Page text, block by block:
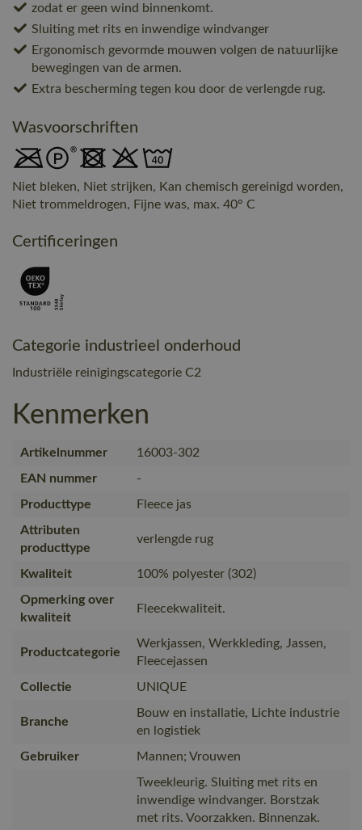
zodat er geen wind binnenkomt.
Sluiting met rits en inwendige windvanger
Ergonomisch gevormde mouwen volgen de natuurlijke
bewegingen van de armen.
Extra bescherming tegen kou door de verlengde rug.
Wasvoorschriften
Niet bleken, Niet strijken, Kan chemisch gereinigd worden,
Niet trommeldrogen, Fijne was, max. 40° C
Certificeringen
Categorie industrieel onderhoud
Industriële reinigingscategorie C2
Kenmerken
Artikelnummer
16003-302
EAN nummer
-
Producttype
Fleece jas
Attributen
producttype
verlengde rug
Kwaliteit
100% polyester (302)
Opmerking over
kwaliteit
Fleecekwaliteit.
Productcategorie
Werkjassen, Werkkleding, Jassen,
Fleecejassen
Collectie
UNIQUE
Branche
Bouw en installatie, Lichte industrie
en logistiek
Gebruiker
Mannen; Vrouwen
Tweekleurig. Sluiting met rits en
inwendige windvanger. Borstzak
met rits. Voorzakken. Binnenzak.